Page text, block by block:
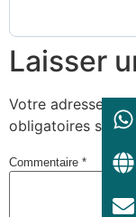
Laisser
Votre adresse e-
obligatoires sont
Commentaire *